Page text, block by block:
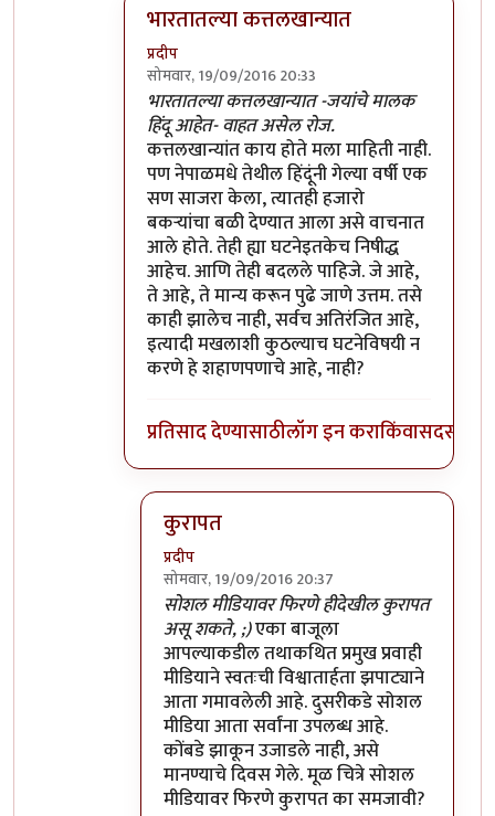
भारतातल्या कत्तलखान्यात
प्रदीप
सोमवार, 19/09/2016 20:33
In reply toसोशल मीडियावर फिरणे हीदेखील
भारतातल्या कत्तलखान्यात -जयांचे मालक
हिंदू आहेत- वाहत असेल रोज.
कत्तलखान्यांत काय होते मला माहिती नाही.
पण नेपाळमधे तेथील हिंदूंनी गेल्या वर्षी एक
सण साजरा केला, त्यातही हजारो
बकर्‍यांचा बळी देण्यात आला असे वाचनात
आले होते. तेही ह्या घटनेइतकेच निषीद्ध
आहेच. आणि तेही बदलले पाहिजे. जे आहे,
ते आहे, ते मान्य करून पुढे जाणे उत्तम. तसे
काही झालेच नाही, सर्वच अतिरंजित आहे,
इत्यादी मखलाशी कुठल्याच घटनेविषयी न
करणे हे शहाणपणाचे आहे, नाही?
प्रतिसाद देण्यासाठीलॉग इन कराकिंवासदस्य व्हा
कुरापत
प्रदीप
सोमवार, 19/09/2016 20:37
In reply toभारतातल्या कत्तलखान्यातby
सोशल मीडियावर फिरणे हीदेखील कुरापत
असू शकते, ;)एका बाजूला
आपल्याकडील तथाकथित प्रमुख प्रवाही
मीडियाने स्वतःची विश्वातार्हता झपाट्याने
आता गमावलेली आहे. दुसरीकडे सोशल
मीडिया आता सर्वांना उपलब्ध आहे.
कोंबडे झाकून उजाडले नाही, असे
मानण्याचे दिवस गेले. मूळ चित्रे सोशल
मीडियावर फिरणे कुरापत का समजावी?